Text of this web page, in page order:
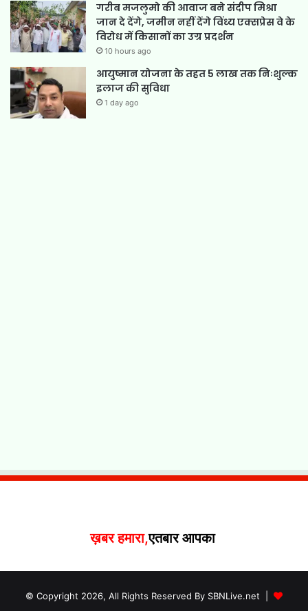
गरीब मजलुमो की आवाज बने संदीप मिश्रा
जान दे देंगे, जमीन नहीं देंगे विंध्य एक्सप्रेस वे के
विरोध में किसानों का उग्र प्रदर्शन
10 hours ago
आयुष्मान योजना के तहत 5 लाख तक निःशुल्क
इलाज की सुविधा
1 day ago
ख़बर हमारा,एतबार आपका
© Copyright 2026, All Rights Reserved By SBNLive.net |